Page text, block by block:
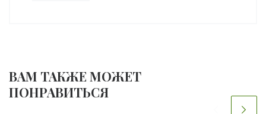
ВАМ ТАКЖЕ МОЖЕТ
ПОНРАВИТЬСЯ